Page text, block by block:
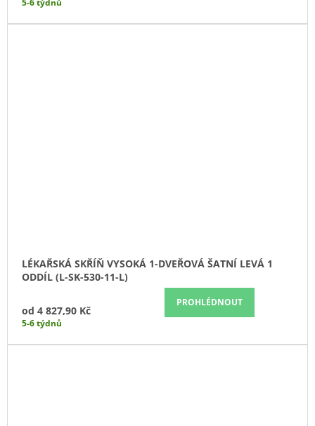
5-6 týdnů
LÉKAŘSKÁ SKŘÍŇ VYSOKÁ 1-DVEŘOVÁ ŠATNÍ LEVÁ 1
ODDÍL (L-SK-530-11-L)
od 4 827,90 Kč
PROHLÉDNOUT
5-6 týdnů